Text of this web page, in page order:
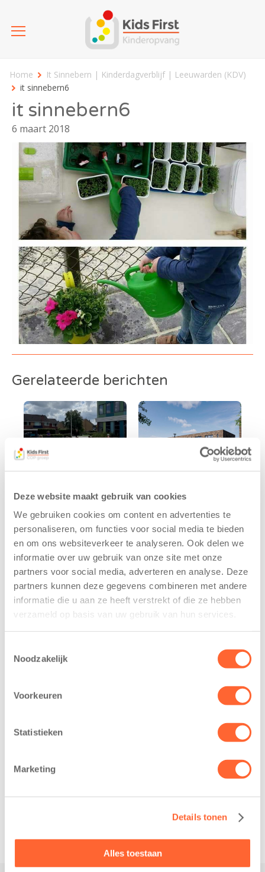
Deze website maakt gebruik van cookies
We gebruiken cookies om content en advertenties te
personaliseren, om functies voor social media te bieden
en om ons websiteverkeer te analyseren. Ook delen we
informatie over uw gebruik van onze site met onze
partners voor social media, adverteren en analyse. Deze
partners kunnen deze gegevens combineren met andere
informatie die u aan ze heeft verstrekt of die ze hebben
verzameld op basis van uw gebruik van hun services.
Noodzakelijk
Voorkeuren
Statistieken
Marketing
Details tonen
Alles toestaan
Home
It Sinnebern | Kinderdagverblijf | Leeuwarden (KDV)
it sinnebern6
it sinnebern6
6 maart 2018
Gerelateerde berichten
Kinderen BSO
De
Westerburcht
trainen alvast
voor Kids First
Mini 4 Mijl
7 augustus 2026
van BSO De
donderdag alvast
Mini 4 Mijl. Zij
Kids First
tekent
koopcontract
voor nieuw
kindcentrum in
wijk Wiarda in
Leeuwarden
11 juni 2026
belangrijke stap
realisatie van een
de wijk Wiarda in